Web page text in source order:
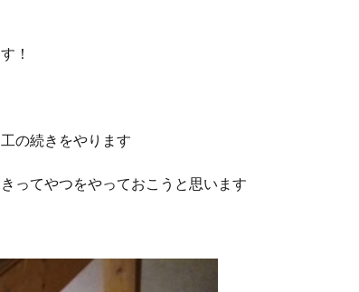
！
の続きをやります
ってやつをやっておこうと思います